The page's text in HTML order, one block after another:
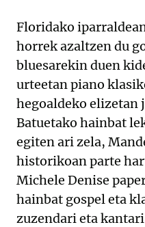
Floridako
horrek azaltzen du
bluesarekin duen
urteetan piano
hegoaldeko elizetan
Batuetako hainbat
egiten ari zela,
historikoan parte
Michele Denise
hainbat gospel eta
zuzendari eta